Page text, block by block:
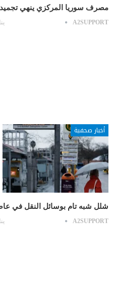
مصرف سوريا المركزي ينهي
A2SUPPORT
أخبار صحفية
شلل شبه تام بوسائل النقل في
A2SUPPORT